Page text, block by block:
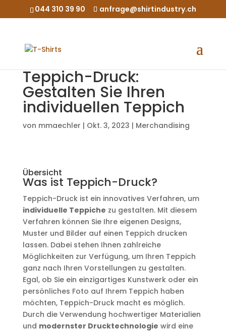
044 310 39 90 anfrage@shirtindustry.ch
Teppich-Druck:
Gestalten Sie Ihren
individuellen Teppich
von mmaechler | Okt. 3, 2023 | Merchandising
Übersicht
Was ist Teppich-Druck?
Teppich-Druck ist ein innovatives Verfahren, um
individuelle Teppiche zu gestalten. Mit diesem
Verfahren können Sie Ihre eigenen Designs,
Muster und Bilder auf einen Teppich drucken
lassen. Dabei stehen Ihnen zahlreiche
Möglichkeiten zur Verfügung, um Ihren Teppich
ganz nach Ihren Vorstellungen zu gestalten.
Egal, ob Sie ein einzigartiges Kunstwerk oder ein
persönliches Foto auf Ihrem Teppich haben
möchten, Teppich-Druck macht es möglich.
Durch die Verwendung hochwertiger Materialien
und modernster Drucktechnologie wird eine